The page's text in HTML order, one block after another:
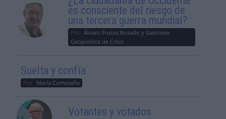
es consciente del riesgo de
una tercera guerra mundial?
Por Álvaro Frutos Rosado y Gabinete
Geopolítica de Crisis
Suelta y confía
Por María Comesaña
Votantes y votados